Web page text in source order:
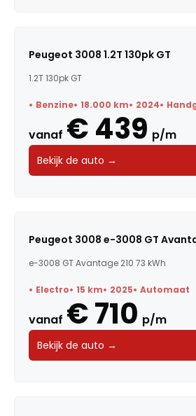
Brandstof
Kleur
Voertuigsoort
Energielabel
Peugeot 3008 1.2T 130pk GT
1.2T 130pk GT
Benzine 18.000 km 2024
vanaf € 439 p/m
Bekijk de auto →
Peugeot 3008 e-3008 GT
e-3008 GT Avantage 210 73 kWh
Electro 15 km 2025 Automaat
vanaf € 710 p/m
Bekijk de auto →